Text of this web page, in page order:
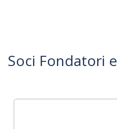
Soci Fondatori